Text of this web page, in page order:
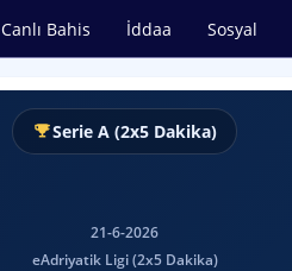
Canlı Bahis İddaa Sosyal
Serie A (2x5 Dakika)
21-6-2026
eAdriyatik Ligi (2x5 Dakika)